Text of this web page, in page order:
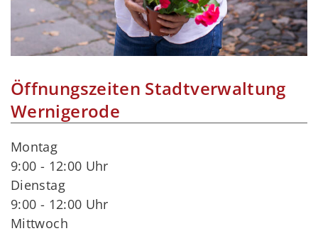
Öffnungszeiten Stadtverwaltung
Wernigerode
Montag
9:00 - 12:00 Uhr
Dienstag
9:00 - 12:00 Uhr
Mittwoch